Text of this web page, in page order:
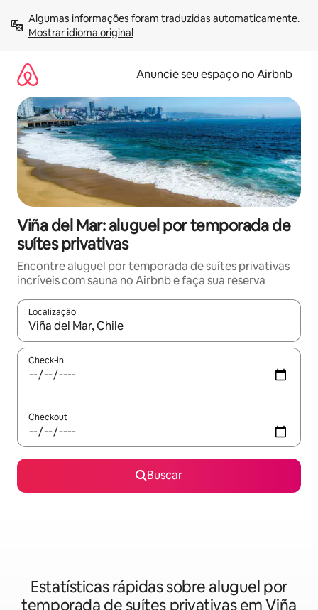
para
Mostrar idioma original
Anuncie seu espaço no Airbnb
Viña del Mar: aluguel por temporada de
suítes privativas
Encontre aluguel por temporada de suítes privativas
incríveis com sauna no Airbnb e faça sua reserva
Localização
Quando os resultados estiverem disponíveis, explore-os
Check-in
Checkout
Buscar
Estatísticas rápidas sobre aluguel por
temporada de suítes privativas em Viña